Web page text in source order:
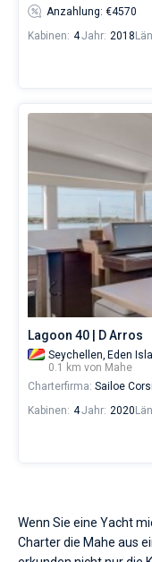
Anzahlung: €4570
Kabinen: 4Jahr: 2018
Lagoon 40 | D Arros
Seychellen, Eden
0.1 km von Mahe
Charterfirma: Sailoe
Kabinen: 4Jahr: 2020
Wenn Sie eine Yacht
Charter die Mahe aus